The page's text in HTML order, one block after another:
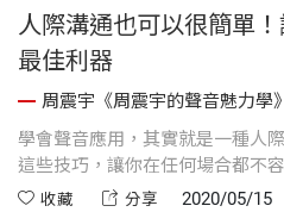
人際溝通也可以很簡單
最佳利器
周震宇《周震宇的聲音魅力學》
學會聲音應用，其實就是一種人
這些技巧，讓你在任何場合都不
收藏 分享 2020/05/15